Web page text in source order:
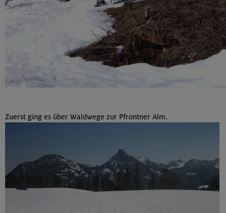
Zuerst ging es über Waldwege zur Pfrontner Alm.